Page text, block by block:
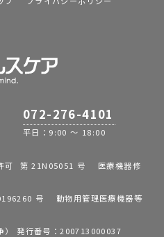
072-276-4101
平日：9:00 ～ 18:00
許可 第 21N05051 号 医療機器修
号 動物用管理医療機器等
） 発行番号：200713000037